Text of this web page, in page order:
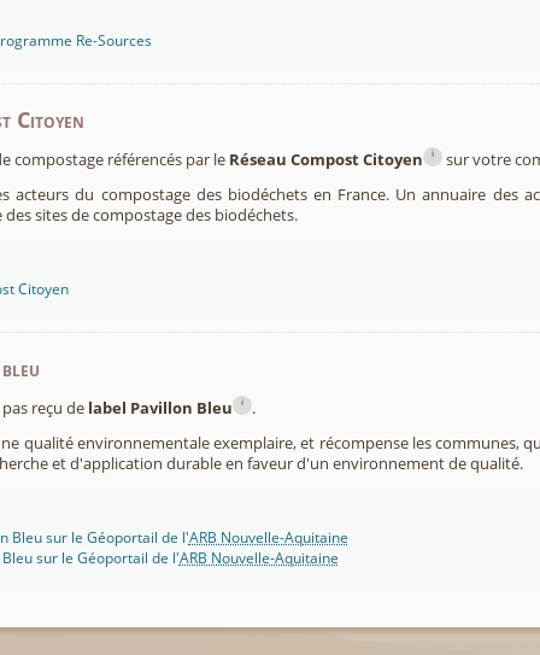
Re-Sources
Citoyen
compostage référencés par le Réseau Compost Citoyen i
sur votre
acteurs du compostage des biodéchets en France. Un annuaire des
sites de compostage des biodéchets.
Citoyen
reçu de label Pavillon Bleu i
.
qualité environnementale exemplaire, et récompense les communes,
et d'application durable en faveur d'un environnement de qualité.
Bleu sur le Géoportail de l'ARB Nouvelle-Aquitaine
sur le Géoportail de l'ARB Nouvelle-Aquitaine